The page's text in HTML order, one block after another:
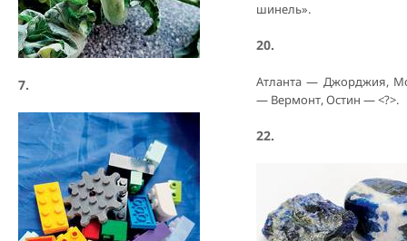
7.
шинель».
20.
Атланта — Джорджия,
— Вермонт, Остин — <?>.
22.